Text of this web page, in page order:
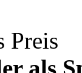
Preis